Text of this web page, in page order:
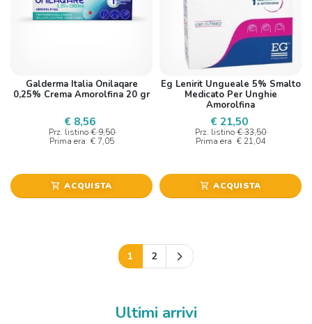
Galderma Italia Onilaqare
0,25% Crema Amorolfina 20 gr
€ 8,56
Prz. listino € 9,50
Prima era € 7,05
shopping_cart ACQUISTA
Eg Lenirit Ungueale 5% Smalto
Medicato Per Unghie
Amorolfina
€ 21,50
Prz. listino € 33,50
Prima era € 21,04
shopping_cart ACQUISTA
1 2 arrow_forward_ios Successivo
Ultimi arrivi